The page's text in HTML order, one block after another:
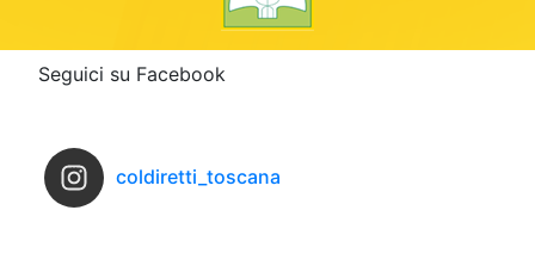
Seguici su Facebook
coldiretti_toscana